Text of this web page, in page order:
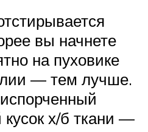
вы начнете
на пуховике
— тем лучше.
кусок х/б ткани —